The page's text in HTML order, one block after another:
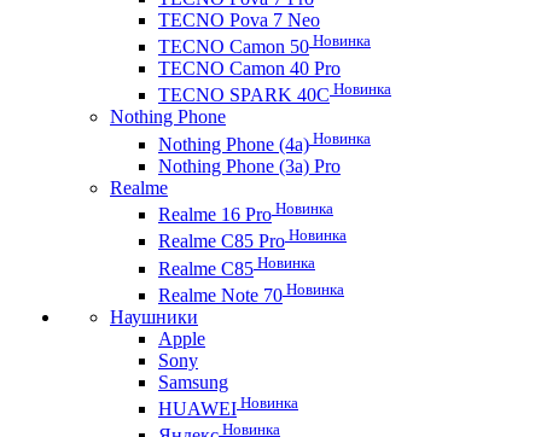
TECNO Pova 7 Neo
TECNO Camon 50 Новинка
TECNO Camon 40 Pro
TECNO SPARK 40C Новинка
Nothing Phone
Nothing Phone (4a) Новинка
Nothing Phone (3a) Pro
Realme
Realme 16 Pro Новинка
Realme C85 Pro Новинка
Realme C85 Новинка
Realme Note 70 Новинка
Наушники
Apple
Sony
Samsung
HUAWEI Новинка
Новинка